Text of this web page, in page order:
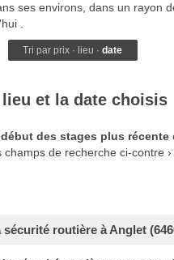
ses environs, dans un rayon
.
Tri par prix · lieu · date
et la date choisis
des stages plus récente
champs de recherche ci-contre ›
routière à Anglet